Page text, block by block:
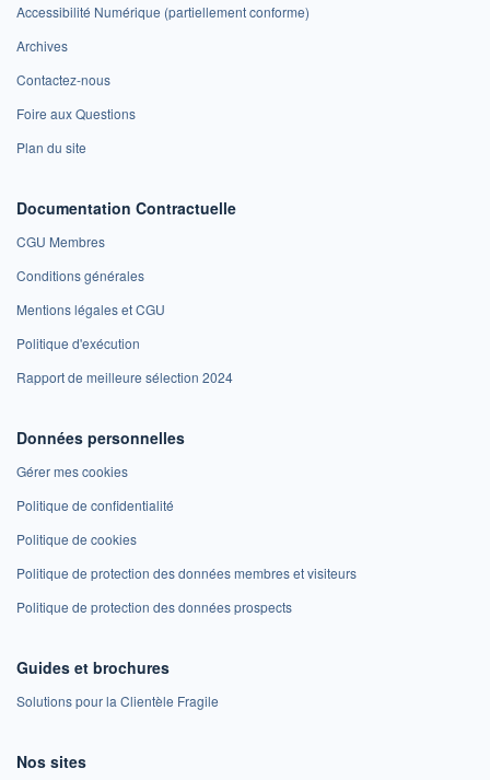
Accessibilité Numérique (partiellement conforme)
Archives
Contactez-nous
Foire aux Questions
Plan du site
Documentation Contractuelle
CGU Membres
Conditions générales
Mentions légales et CGU
Politique d'exécution
Rapport de meilleure sélection 2024
Données personnelles
Gérer mes cookies
Politique de confidentialité
Politique de cookies
Politique de protection des données membres et visiteurs
Politique de protection des données prospects
Guides et brochures
Solutions pour la Clientèle Fragile
Nos sites